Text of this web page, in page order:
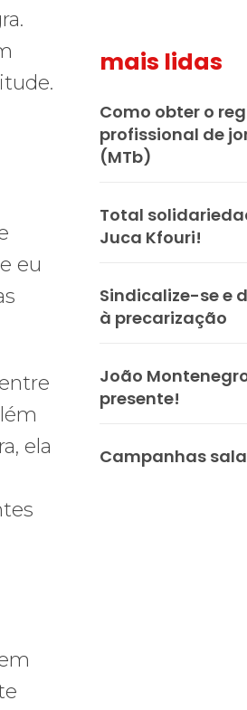
eu
ela
mais lidas
Como obter o
profissional de
(MTb)
Total
Juca Kfouri!
Sindicalize-se e
à precarização
João
presente!
Campanhas